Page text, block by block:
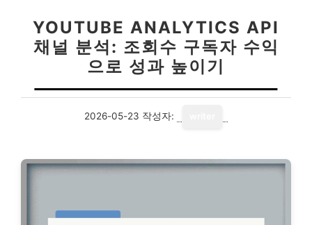
YOUTUBE ANALYTICS API
채널 분석: 조회수 구독자 수익
으로 성과 높이기
2026-05-23 작성자: